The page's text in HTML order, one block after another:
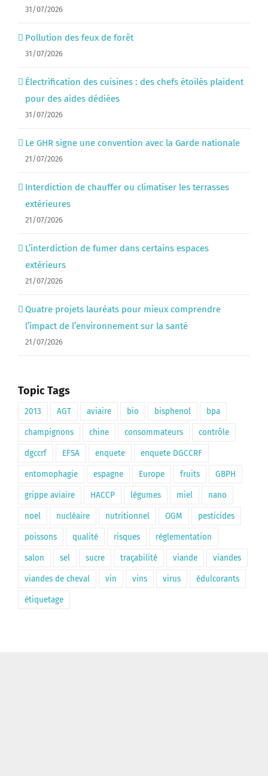
31/07/2026
Pollution des feux de forêt
31/07/2026
Électrification des cuisines : des chefs étoilés plaident
pour des aides dédiées
31/07/2026
Le GHR signe une convention avec la Garde nationale
21/07/2026
Interdiction de chauffer ou climatiser les terrasses
extérieures
21/07/2026
L’interdiction de fumer dans certains espaces
extérieurs
21/07/2026
Quatre projets lauréats pour mieux comprendre
l’impact de l’environnement sur la santé
21/07/2026
Topic Tags
2013 AGT aviaire bio bisphenol bpa
champignons chine consommateurs contrôle
dgccrf EFSA enquete enquete DGCCRF
entomophagie espagne Europe fruits GBPH
grippe aviaire HACCP légumes miel nano
noel nucléaire nutritionnel OGM pesticides
poissons qualité risques règlementation
salon sel sucre traçabilité viande viandes
viandes de cheval vin vins virus édulcorants
étiquetage